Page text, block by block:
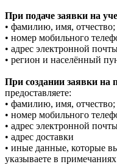
При подаче заявки на
• фамилию, имя, отчество;
• номер мобильного
• адрес электронной
• регион и населённый
При создании заявки на
предоставляете:
• фамилию, имя, отчество;
• номер мобильного
• адрес электронной
• адрес доставки
• иные данные, которые
указываете в примечаниях